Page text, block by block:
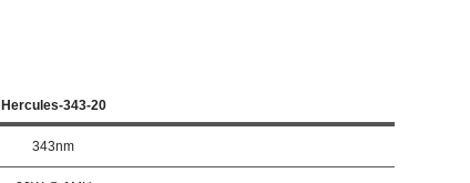
Hercules-343-20
343nm